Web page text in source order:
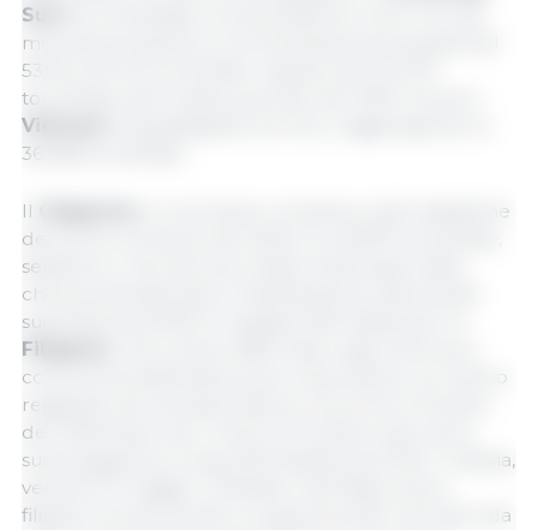
Sud
mercati più dinamici, incrementando gli acquisti del
53,1% a 64.741 tonnellate, rispetto alle 42.279
tonnellate dello stesso periodo del 2025. Anche il
Vietnam
36.086 tonnellate.
Il
è comunque comparso nelle statistiche
del primo trimestre del 2026 con 20.875 tonnellate,
sebbene il mercato sia rimasto influenzato dalla
chiusura attuata dopo l'individuazione della peste
suina africana (PSA) in Spagna. Nel frattempo, le
Filippine
come terza destinazione per importanza, non hanno
registrato alcuna esportazione nel primo trimestre
del 2026 dopo aver chiuso le frontiere alla carne
suina spagnola a causa dell'epidemia di PSA. Tuttavia,
venerdì 15 maggio, il Ministero dell'Agricoltura
filippino ha annunciato la riapertura del mercato alla